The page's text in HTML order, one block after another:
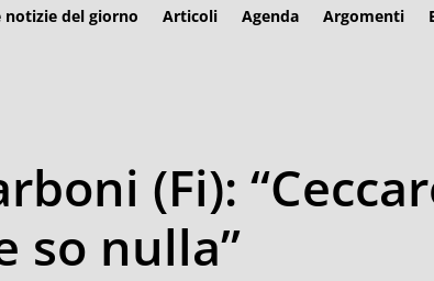
notizie del giorno Articoli Agenda Argomenti
(Fi):
so nulla”